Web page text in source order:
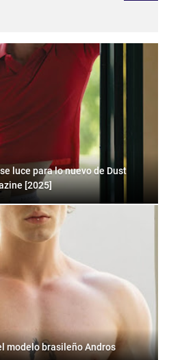
luce para lo nuevo de Dust
[2025]
modelo brasileño Andros